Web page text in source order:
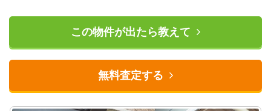
この物件が出たら教えて
無料査定する